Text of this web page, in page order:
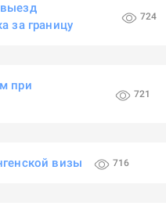
за границу
724
при
721
визы 716